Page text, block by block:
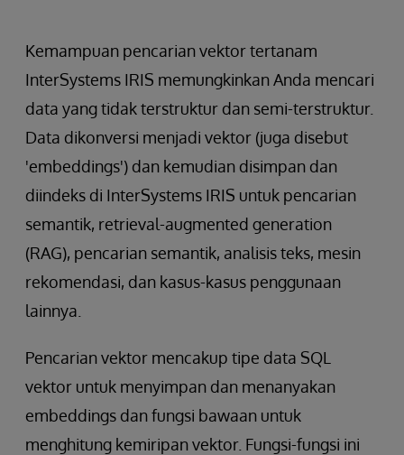
Kemampuan pencarian vektor tertanam
InterSystems IRIS memungkinkan Anda mencari
data yang tidak terstruktur dan semi-terstruktur.
Data dikonversi menjadi vektor (juga disebut
'embeddings') dan kemudian disimpan dan
diindeks di InterSystems IRIS untuk pencarian
semantik, retrieval-augmented generation
(RAG), pencarian semantik, analisis teks, mesin
rekomendasi, dan kasus-kasus penggunaan
lainnya.
Pencarian vektor mencakup tipe data SQL
vektor untuk menyimpan dan menanyakan
embeddings dan fungsi bawaan untuk
menghitung kemiripan vektor. Fungsi-fungsi ini